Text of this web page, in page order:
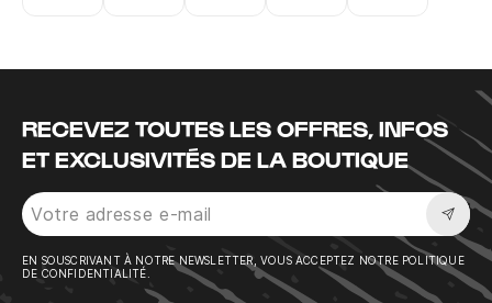
RECEVEZ TOUTES LES OFFRES, INFOS
ET EXCLUSIVITÉS DE LA BOUTIQUE
EN SOUSCRIVANT À NOTRE NEWSLETTER, VOUS ACCEPTEZ NOTRE POLITIQUE
DE CONFIDENTIALITÉ.